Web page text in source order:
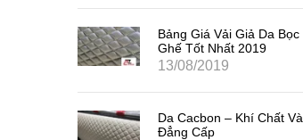
Bảng Giá Vải Giả Da Bọc
Ghế Tốt Nhất 2019
13/08/2019
Da Cacbon – Khí Chất Và
Đẳng Cấp